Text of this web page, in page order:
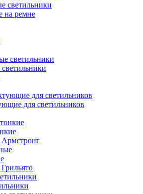
светильники
на ремне
для светильников